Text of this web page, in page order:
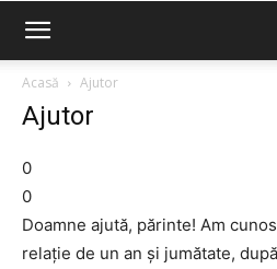
Acasă
Ajutor
Ajutor
0
0
Doamne ajută, părinte! Am
relație de un an și jumătate,